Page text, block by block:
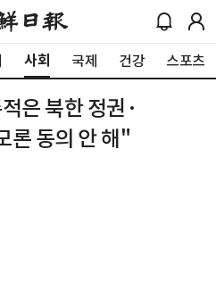
사회 국제 건강 스포츠
은 북한 정권·
론 동의 안 해"